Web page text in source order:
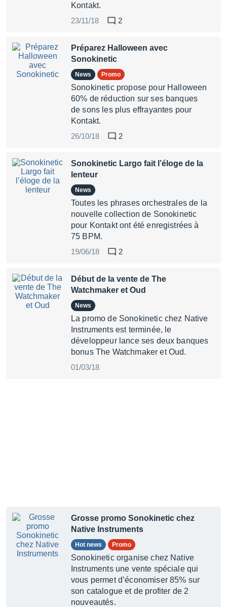
Kontakt.
23/11/18
2
Préparez Halloween avec
Sonokinetic
News Promo
Sonokinetic propose pour Halloween
60% de réduction sur ses banques
de sons les plus effrayantes pour
Kontakt.
26/10/18
2
Sonokinetic Largo fait l’éloge de la
lenteur
News
Toutes les phrases orchestrales de la
nouvelle collection de Sonokinetic
pour Kontakt ont été enregistrées à
75 BPM.
19/06/18
2
Début de la vente de The
Watchmaker et Oud
News
La promo de Sonokinetic chez Native
Instruments est terminée, le
développeur lance ses deux banques
bonus The Watchmaker et Oud.
01/03/18
Grosse promo Sonokinetic chez
Native Instruments
Hot news Promo
Sonokinetic organise chez Native
Instruments une vente spéciale qui
vous permet d’économiser 85% sur
son catalogue et de profiter de 2
nouveautés.